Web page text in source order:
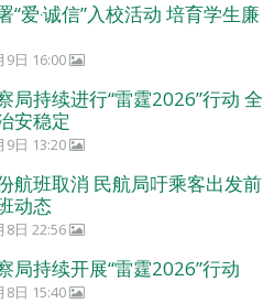
“爱‧诚信”入校活动 培育学生廉
9日 16:00
局持续进行“雷霆2026”行动 全
安稳定
9日 13:20
航班取消 民航局吁乘客出发前
动态
8日 22:56
局持续开展“雷霆2026”行动
8日 15:40